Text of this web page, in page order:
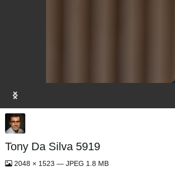
Tony Da Silva 5919
2048 × 1523 — JPEG 1.8 MB